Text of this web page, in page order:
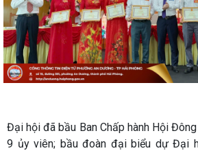
Đại hội đã bầu Ban Chấp hành Hội
9 ủy viên; bầu đoàn đại biểu dự Đại